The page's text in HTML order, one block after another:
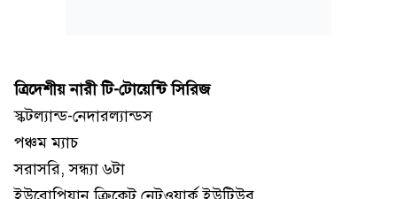
ত্রিদেশীয় নারী টি-টোয়েন্টি সিরিজ
স্কটল্যান্ড-নেদারল্যান্ডস
পঞ্চম ম্যাচ
সরাসরি, সন্ধ্যা ৬টা